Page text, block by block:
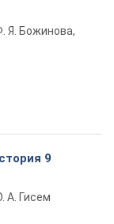
Я. Божинова,
9
А. Гисем